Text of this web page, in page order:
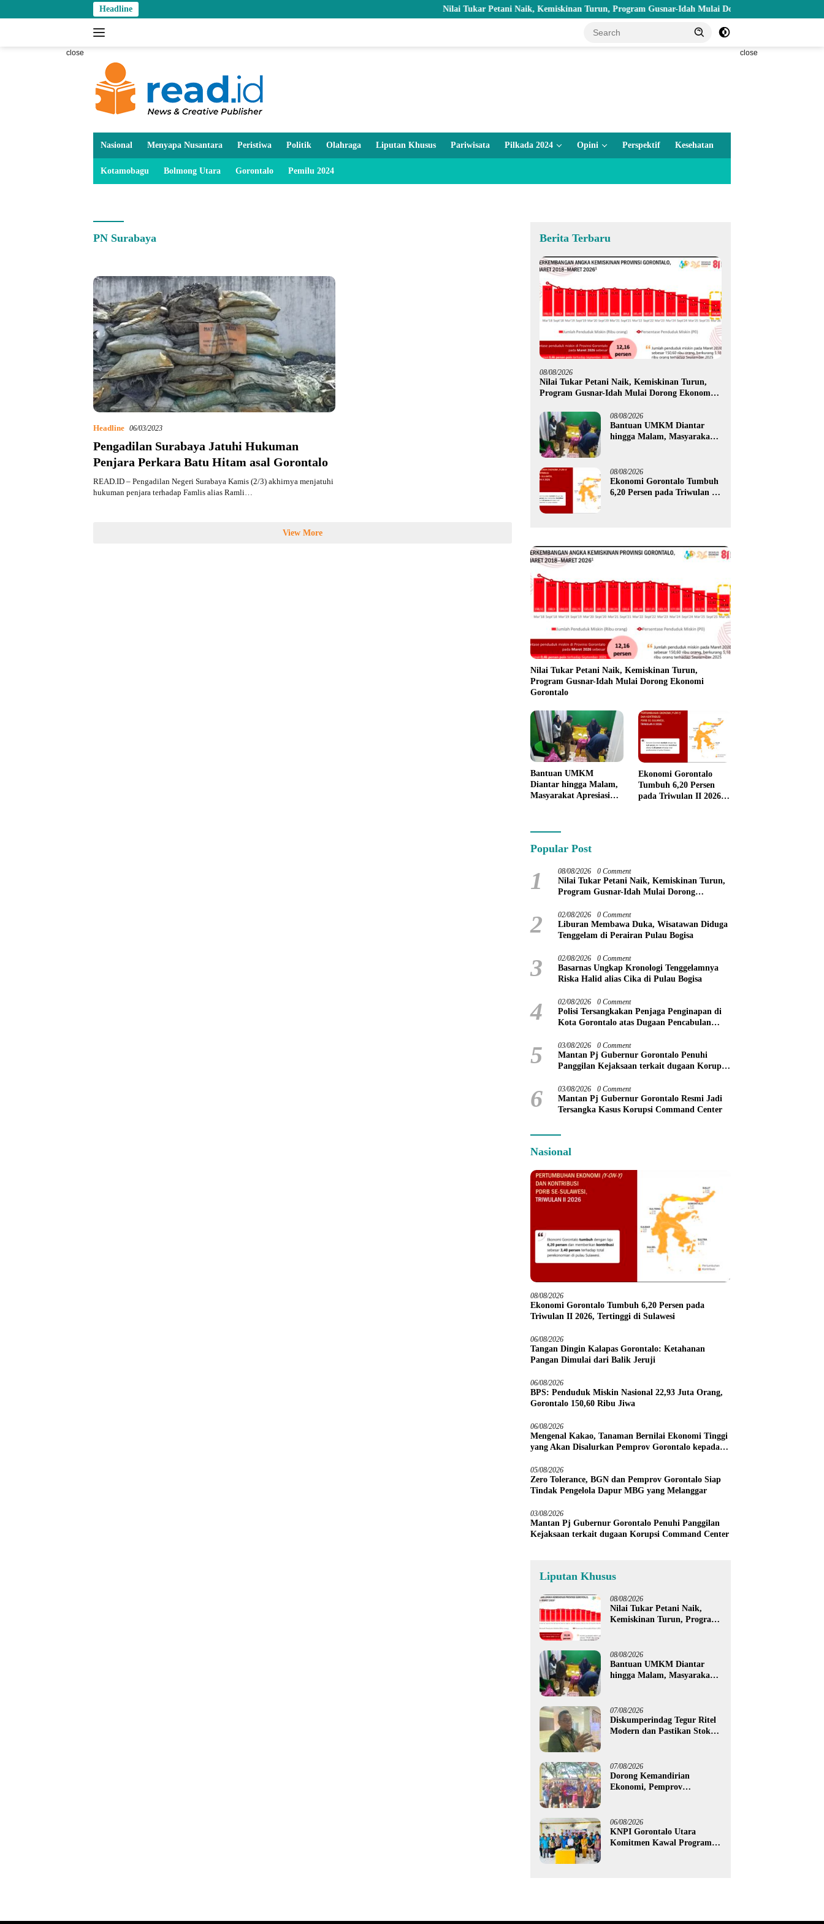
to
Headline Nilai Tukar Petani Naik, Kemiskinan Turun, Program Gusnar-Idah Mulai Dorong Ekonomi Gorontalo
close close
Nasional Menyapa Nusantara Peristiwa Politik Olahraga Liputan Khusus Pariwisata Pilkada 2024 Opini Perspektif Kesehatan
Kotamobagu Bolmong Utara Gorontalo Pemilu 2024
PN Surabaya
Headline 06/03/2023
Pengadilan Surabaya Jatuhi Hukuman
Penjara Perkara Batu Hitam asal Gorontalo
READ.ID – Pengadilan Negeri Surabaya Kamis (2/3) akhirnya menjatuhi
hukuman penjara terhadap Famlis alias Ramli…
View More
Berita Terbaru
08/08/2026
Nilai Tukar Petani Naik, Kemiskinan Turun,
Program Gusnar-Idah Mulai Dorong Ekonomi
08/08/2026
Bantuan UMKM Diantar
hingga Malam, Masyarakat
08/08/2026
Ekonomi Gorontalo Tumbuh
6,20 Persen pada Triwulan II
Nilai Tukar Petani Naik, Kemiskinan Turun,
Program Gusnar-Idah Mulai Dorong Ekonomi
Gorontalo
Bantuan UMKM
Diantar hingga Malam,
Masyarakat Apresiasi
Ekonomi Gorontalo
Tumbuh 6,20 Persen
pada Triwulan II 2026,
Popular Post
1 08/08/2026 0 Comment
Nilai Tukar Petani Naik, Kemiskinan Turun,
Program Gusnar-Idah Mulai Dorong
2 02/08/2026 0 Comment
Liburan Membawa Duka, Wisatawan Diduga
Tenggelam di Perairan Pulau Bogisa
3 02/08/2026 0 Comment
Basarnas Ungkap Kronologi Tenggelamnya
Riska Halid alias Cika di Pulau Bogisa
4 02/08/2026 0 Comment
Polisi Tersangkakan Penjaga Penginapan di
Kota Gorontalo atas Dugaan Pencabulan
5 03/08/2026 0 Comment
Mantan Pj Gubernur Gorontalo Penuhi
Panggilan Kejaksaan terkait dugaan Korupsi
6 03/08/2026 0 Comment
Mantan Pj Gubernur Gorontalo Resmi Jadi
Tersangka Kasus Korupsi Command Center
Nasional
08/08/2026
Ekonomi Gorontalo Tumbuh 6,20 Persen pada
Triwulan II 2026, Tertinggi di Sulawesi
06/08/2026
Tangan Dingin Kalapas Gorontalo: Ketahanan
Pangan Dimulai dari Balik Jeruji
06/08/2026
BPS: Penduduk Miskin Nasional 22,93 Juta Orang,
Gorontalo 150,60 Ribu Jiwa
06/08/2026
Mengenal Kakao, Tanaman Bernilai Ekonomi Tinggi
yang Akan Disalurkan Pemprov Gorontalo kepada
05/08/2026
Zero Tolerance, BGN dan Pemprov Gorontalo Siap
Tindak Pengelola Dapur MBG yang Melanggar
03/08/2026
Mantan Pj Gubernur Gorontalo Penuhi Panggilan
Kejaksaan terkait dugaan Korupsi Command Center
Liputan Khusus
08/08/2026
Nilai Tukar Petani Naik,
Kemiskinan Turun, Program
08/08/2026
Bantuan UMKM Diantar
hingga Malam, Masyarakat
07/08/2026
Diskumperindag Tegur Ritel
Modern dan Pastikan Stok
07/08/2026
Dorong Kemandirian
Ekonomi, Pemprov
untuk 395 Pelaku Usaha
06/08/2026
KNPI Gorontalo Utara
Komitmen Kawal Program